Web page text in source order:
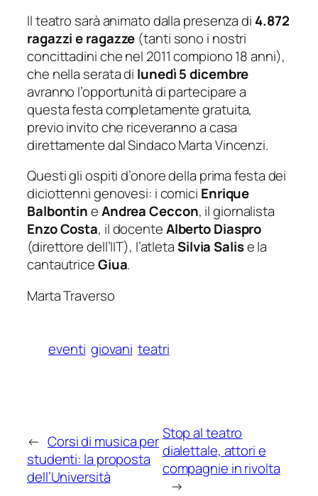
Il teatro sarà animato dalla presenza di 4.872
ragazzi e ragazze (tanti sono i nostri
concittadini che nel 2011 compiono 18 anni),
che nella serata di lunedì 5 dicembre
avranno l’opportunità di partecipare a
questa festa completamente gratuita,
previo invito che riceveranno a casa
direttamente dal Sindaco Marta Vincenzi.
Questi gli ospiti d’onore della prima festa dei
diciottenni genovesi: i comici Enrique
BalbontineAndrea Ceccon, il giornalista
Enzo Costa, il docenteAlberto Diaspro
(direttore dell’IIT), l’atletaSilvia Salise la
cantautriceGiua.
Marta Traverso
eventi giovani teatri
← Corsi di musica per
studenti: la proposta
dell’Università
Stop al teatro
dialettale, attori e
compagnie in rivolta
→